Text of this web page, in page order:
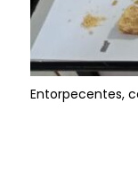
Entorpecentes,